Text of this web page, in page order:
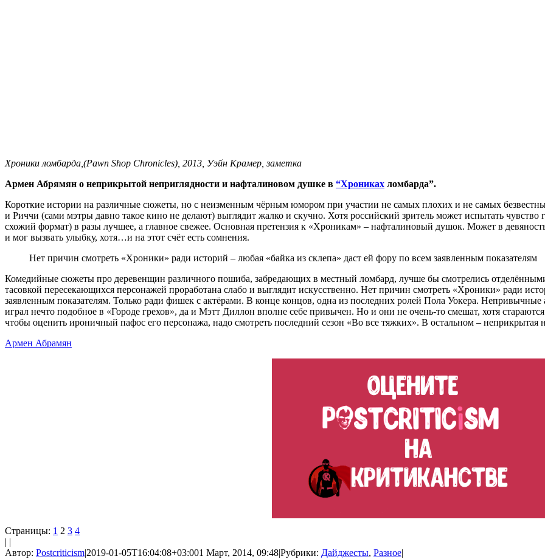
Хроники ломбарда,(Pawn Shop Chronicles), 2013, Уэйн Крамер, заметка
Армен Абрямян о неприкрытой неприглядности и нафталиновом душке в “Хрониках ломбарда”.
Короткие истории на различные сюжеты, но с неизменным чёрным юмором при участии не самых плохих и не самых
и Риччи (сами мэтры давно такое кино не делают) выглядит жалко и скучно. Хотя российский зритель может испытать чувство
схожий формат) в разы лучшее, а главное свежее. Основная претензия к «Хроникам» – нафталиновый душок. Может в
и мог вызвать улыбку, хотя…и на этот счёт есть сомнения.
Нет причин смотреть «Хроники» ради историй – любая «байка из склепа» даст ей фору по всем заявленным показателям
Комедийные сюжеты про деревенщин различного пошиба, забредающих в местный ломбард, лучше бы смотрелись
тасовкой пересекающихся персонажей проработана слабо и выглядит искусственно. Нет причин смотреть «Хроники» ради
заявленным показателям. Только ради фишек с актёрами. В конце концов, одна из последних ролей Пола Уокера.
играл нечто подобное в «Городе грехов», да и Мэтт Диллон вполне себе привычен. Но и они не очень-то смешат, хотя
чтобы оценить ироничный пафос его персонажа, надо смотреть последний сезон «Во все тяжких». В остальном – неприкрытая
Армен Абрамян
Страницы: 1 2 3 4
| |
Автор: Postcriticism|2019-01-05T16:04:08+03:001 Март, 2014, 09:48|Рубрики: Дайджесты, Разное|